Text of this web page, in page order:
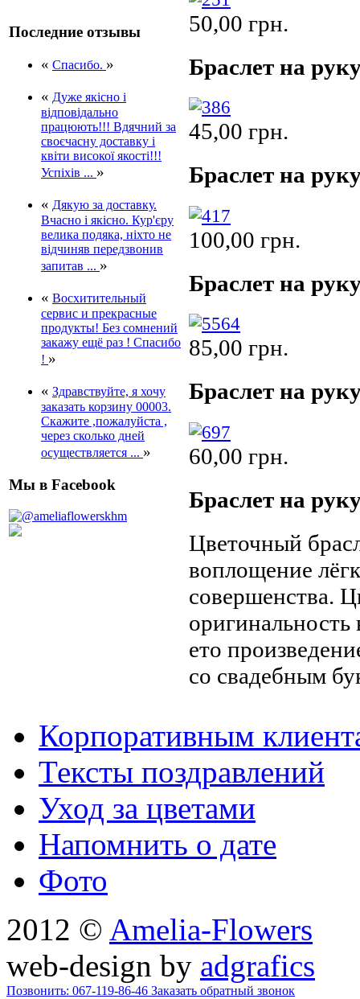
Последние отзывы
« Спасибо. »
« Дуже якісно і
відповідально
працюють!!! Вдячний за
своєчасну доставку і
квіти високої якості!!!
Успіхів ... »
« Дякую за доставку.
Вчасно і якісно. Кур'єру
велика подяка, ніхто не
відчиняв передзвонив
запитав ... »
« Восхитительный
сервис и прекрасные
продукты! Без сомнений
закажу ещё раз ! Спасибо
! »
« Здравствуйте, я хочу
заказать корзину 00003.
Скажите ,пожалуйста ,
через сколько дней
осуществляется ... »
Мы в Facebook
50,00 грн.
Браслет на
45,00 грн.
Браслет на
100,00 грн.
Браслет на
85,00 грн.
Браслет на
60,00 грн.
Браслет на
Цветочный
воплощение
совершенства.
ето
со свадебным
Корпоративным
Тексты поздравлений
Уход за цветами
Напомнить о дате
Фото
2012 © Amelia-Flowers
web-design by adgrafics
Позвонить: 067-119-86-46 Заказать обратный звонок